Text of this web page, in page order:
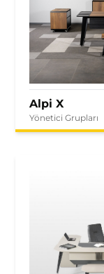
Alpi X
Yönetici Grupları